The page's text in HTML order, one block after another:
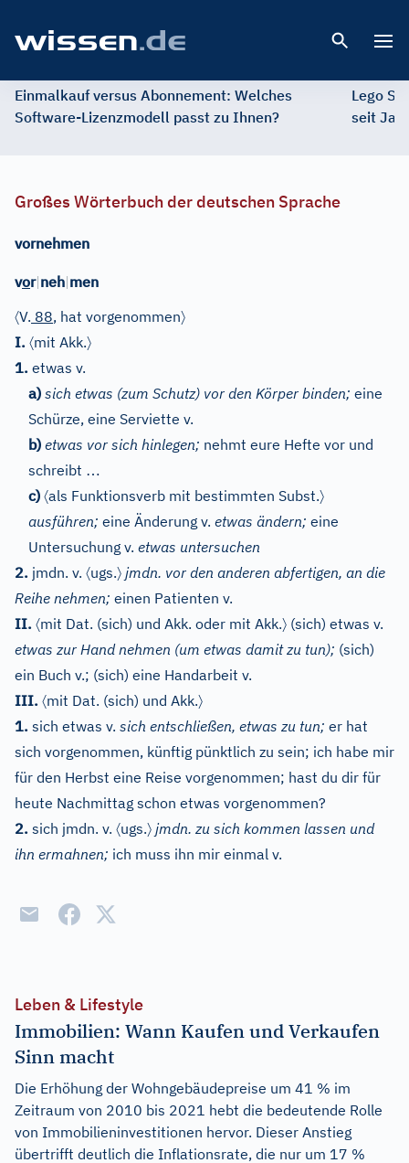
Einmalkauf versus Abonnement: Welches
Software-Lizenzmodell passt zu Ihnen?
Lego
seit
Großes Wörterbuch der deutschen Sprache
vornehmen
vor|neh|men
〈V. 88, hat vorgenommen〉
I. 〈mit Akk.〉
1. etwas v.
a) sich etwas (zum Schutz) vor den Körper binden; eine
Schürze, eine Serviette v.
b) etwas vor sich hinlegen; nehmt eure Hefte vor und
schreibt …
c) 〈als Funktionsverb mit bestimmten Subst.〉
ausführen; eine Änderung v. etwas ändern; eine
Untersuchung v. etwas untersuchen
2. jmdn. v. 〈ugs.〉 jmdn. vor den anderen abfertigen, an die
Reihe nehmen; einen Patienten v.
II. 〈mit Dat. (sich) und Akk. oder mit Akk.〉 (sich) etwas v.
etwas zur Hand nehmen (um etwas damit zu tun); (sich)
ein Buch v.; (sich) eine Handarbeit v.
III. 〈mit Dat. (sich) und Akk.〉
1. sich etwas v. sich entschließen, etwas zu tun; er hat
sich vorgenommen, künftig pünktlich zu sein; ich habe mir
für den Herbst eine Reise vorgenommen; hast du dir für
heute Nachmittag schon etwas vorgenommen?
2. sich jmdn. v. 〈ugs.〉 jmdn. zu sich kommen lassen und
ihn ermahnen; ich muss ihn mir einmal v.
Leben & Lifestyle
Immobilien: Wann Kaufen und Verkaufen
Sinn macht
Die Erhöhung der Wohngebäudepreise um 41 % im
Zeitraum von 2010 bis 2021 hebt die bedeutende Rolle
von Immobilieninvestitionen hervor. Dieser Anstieg
übertrifft deutlich die Inflationsrate, die nur um 17 %